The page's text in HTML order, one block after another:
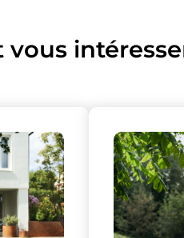
vous